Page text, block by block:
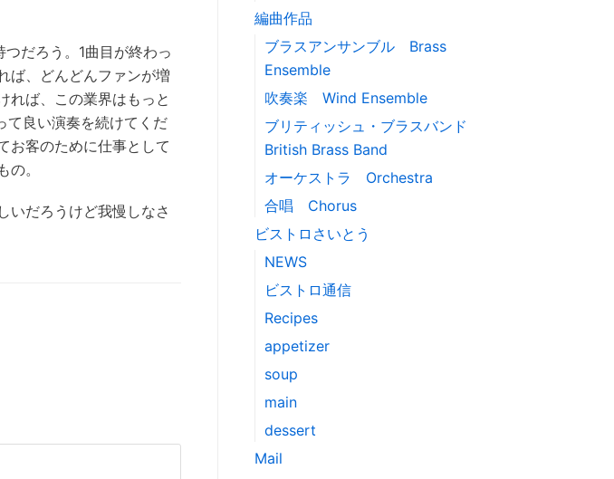
だろう。1曲目が終わっ
ば、どんどんファンが増
れば、この業界はもっと
良い演奏を続けてくだ
お客のために仕事として
。
いだろうけど我慢しなさ
編曲作品
ブラスアンサンブル Brass
Ensemble
吹奏楽 Wind Ensemble
ブリティッシュ・ブラスバンド
British Brass Band
オーケストラ Orchestra
合唱 Chorus
ビストロさいとう
NEWS
ビストロ通信
Recipes
appetizer
soup
main
dessert
Mail